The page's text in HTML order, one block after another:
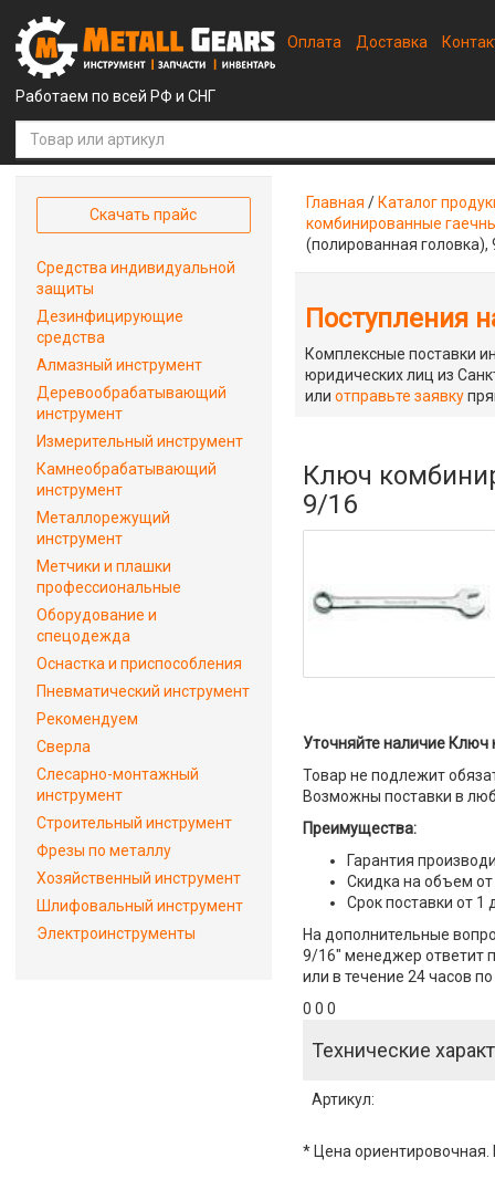
Работаем по всей РФ и СНГ
Оплата Доставка
Главная / Каталог
комбинированные
(полированная головка),
Поступления
Комплексные поставки
юридических лиц из
илиотправьте заявку
Ключ
9/16
Уточняйте наличие Ключ
Товар не подлежит
Возможны поставки в
Преимущества:
Гарантия
Скидка на объем от
Срок поставки от 1
На дополнительные
9/16" менеджер ответит
или в течение 24 часов
0 0 0
Технические
Артикул:
* Цена ориентировочная.
Скачать прайс
Средства индивидуальной
защиты
Дезинфицирующие
средства
Алмазный инструмент
Деревообрабатывающий
инструмент
Измерительный инструмент
Камнеобрабатывающий
инструмент
Металлорежущий
инструмент
Метчики и плашки
профессиональные
Оборудование и
спецодежда
Оснастка и приспособления
Пневматический инструмент
Рекомендуем
Сверла
Слесарно-монтажный
инструмент
Строительный инструмент
Фрезы по металлу
Хозяйственный инструмент
Шлифовальный инструмент
Электроинструменты